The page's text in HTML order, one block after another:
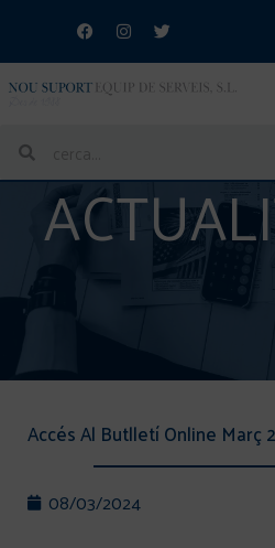
Accés Al Butlletí Online Març
08/03/2024